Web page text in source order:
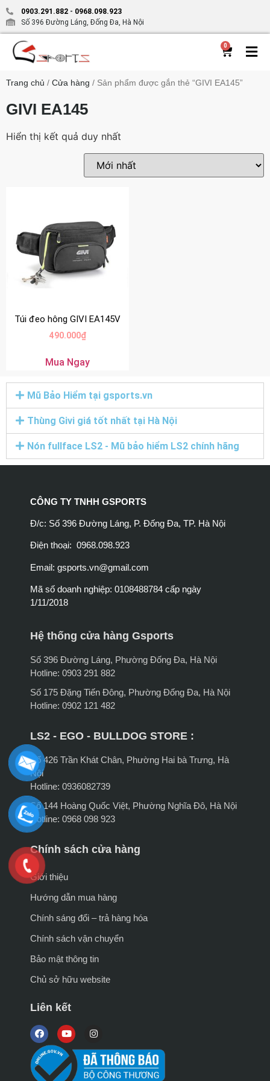
0903.291.882 - 0968.098.923
Số 396 Đường Láng, Đống Đa, Hà Nội
0
Trang chủ / Cửa hàng / Sản phẩm được gắn thẻ “GIVI EA145”
GIVI EA145
Hiển thị kết quả duy nhất
Túi đeo hông GIVI EA145V
490.000₫
Mua Ngay
Mũ Bảo Hiểm tại gsports.vn
Thùng Givi giá tốt nhất tại Hà Nội
Nón fullface LS2 - Mũ bảo hiểm LS2 chính hãng
CÔNG TY TNHH GSPORTS
Đ/c: Số 396 Đường Láng, P. Đống Đa, TP. Hà Nội
Điện thoại: 0968.098.923
Email: gsports.vn@gmail.com
Mã số doanh nghiệp: 0108488784 cấp ngày
1/11/2018
Hệ thống cửa hàng Gsports
Số 396 Đường Láng, Phường Đống Đa, Hà Nội
Hotline: 0903 291 882
Số 175 Đặng Tiến Đông, Phường Đống Đa, Hà Nội
Hotline: 0902 121 482
LS2 - EGO - BULLDOG STORE :
Số 426 Trần Khát Chân, Phường Hai bà Trưng, Hà
Nội
Hotline: 0936082739
Số 144 Hoàng Quốc Việt, Phường Nghĩa Đô, Hà Nội
Hotline: 0968 098 923
Chính sách cửa hàng
Giới thiệu
Hướng dẫn mua hàng
Chính sáng đổi – trả hàng hóa
Chính sách vận chuyển
Bảo mật thông tin
Chủ sở hữu website
Liên kết